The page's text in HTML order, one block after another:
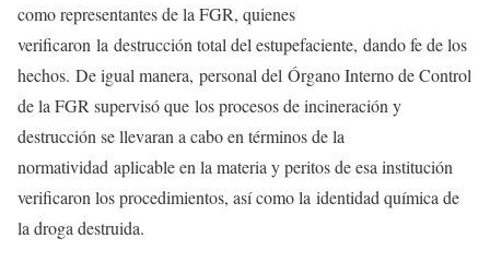
como representantes de la FGR, quienes
verificaron la destrucción total del estupefaciente, dando fe de los
hechos. De igual manera, personal del Órgano Interno de Control
de la FGR supervisó que los procesos de incineración y
destrucción se llevaran a cabo en términos de la
normatividad aplicable en la materia y peritos de esa institución
verificaron los procedimientos, así como la identidad química de
la droga destruida.